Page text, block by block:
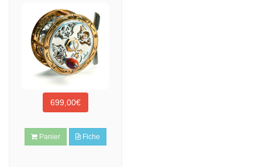
699,00€
Panier Fiche